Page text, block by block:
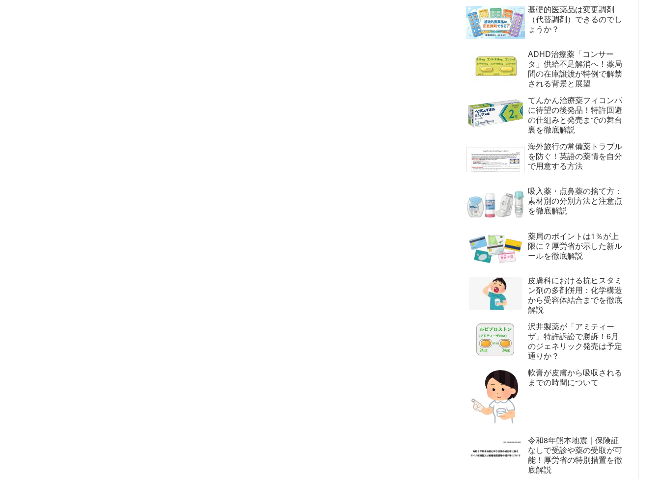
基礎的医薬品は変更調剤
（代替調剤）できるのでし
ょうか？
ADHD治療薬「コンサー
タ」供給不足解消へ！薬局
間の在庫譲渡が特例で解禁
される背景と展望
てんかん治療薬フィコンパ
に待望の後発品！特許回避
の仕組みと発売までの舞台
裏を徹底解説
海外旅行の常備薬トラブル
を防ぐ！英語の薬情を自分
で用意する方法
吸入薬・点鼻薬の捨て方：
素材別の分別方法と注意点
を徹底解説
薬局のポイントは1％が上
限に？厚労省が示した新ル
ールを徹底解説
皮膚科における抗ヒスタミ
ン剤の多剤併用：化学構造
から受容体結合までを徹底
解説
沢井製薬が「アミティー
ザ」特許訴訟で勝訴！6月
のジェネリック発売は予定
通りか？
軟膏が皮膚から吸収される
までの時間について
令和8年熊本地震｜保険証
なしで受診や薬の受取が可
能！厚労省の特別措置を徹
底解説